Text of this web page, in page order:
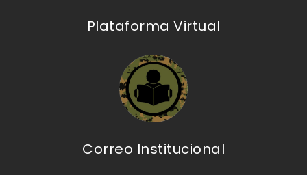
Plataforma Virtual
Correo Institucional